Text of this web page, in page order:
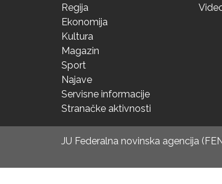
Regija
Ekonomija
Kultura
Magazin
Sport
Najave
Servisne informacije
Stranačke aktivnosti
JU Federalna novinska agencija